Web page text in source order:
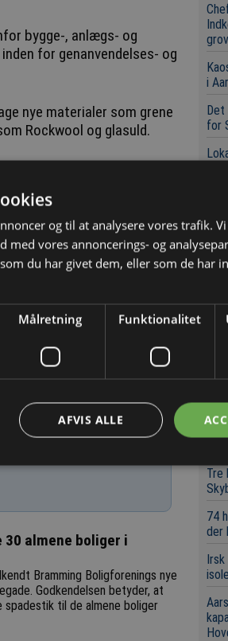
bygge-, anlægs- og
for genanvendelses- og
nye materialer som grene
Rockwool og glasuld.
tilbage i 2018.
30 almene boliger i
Bramming Boligforenings nye
Godkendelsen betyder, at
til de almene boliger
i
Det
for
i
Det
for
Tre
74
der
og til at analysere vores trafik.
vores annoncerings- og
du har givet dem, eller som de har
Målretning Funktionalitet
AFVIS ALLE